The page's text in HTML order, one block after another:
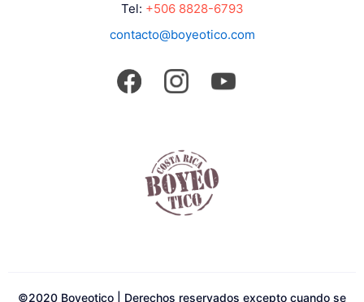
Tel: +506 8828-6793
contacto@boyeotico.com
©2020 Boyeotico | Derechos reservados excepto cuando se